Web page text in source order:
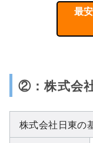
最
②：株式会
株式会社日東の